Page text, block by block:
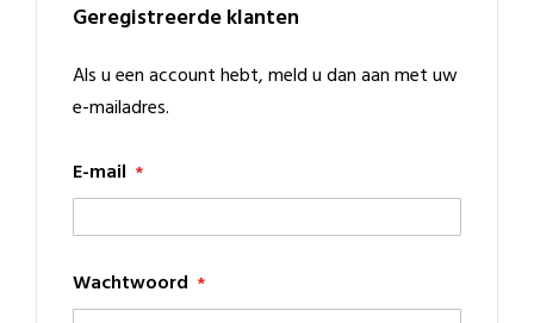
Geregistreerde klanten
Als u een account hebt, meld u dan aan met uw
e-mailadres.
E-mail
Wachtwoord